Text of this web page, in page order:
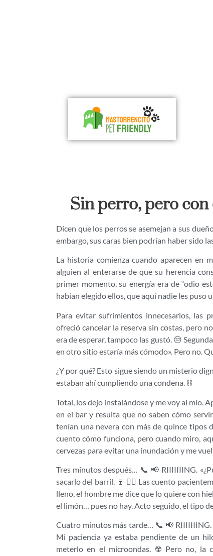
Sin perro, pero
Dicen que los perros se asemejan a sus
embargo, sus caras bien podrían haber sido
La historia comienza cuando aparecen en
alguien al enterarse de que su herencia
primer momento, su energía era de “odio
habían elegido ellos, que aquí nadie les puso
Para evitar sufrimientos innecesarios, las
ofreció cancelar la reserva sin costas, pero
era de esperar, tampoco las gustó. 😒
en otro sitio estaría más cómodo». Pero no.
¿Y por qué? Esto sigue siendo un misterio
estaban ahí cumpliendo una condena. ⛓️
Total, los dejo instalándose y me voy al mío.
en el bar y resulta que no saben cómo
tenían una nevera con más de quince tipos
cuento cómo funciona, pero cuando miro,
cervezas para evitar una inundación y me
Tres minutos después… 📞 📢 RIIIIIIING.
sacarlo del barril. 🍷 🤷‍♂️ Las cuento
lleno, el hombre me dice que lo quiere con
el limón… pues no hay. Acto seguido, el tipo
Cuatro minutos más tarde… 📞 📢 RIIIIIIING.
Mi paciencia ya estaba pendiente de un
meterlo en el microondas. ☢️ Pero no, la